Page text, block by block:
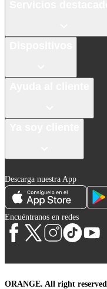
Descarga nuestra App
Encuéntranos en redes
ORANGE. All right reserved